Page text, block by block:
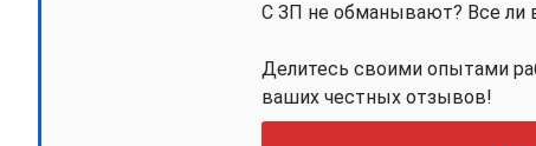
С ЗП не обманывают? Все ли
Делитесь своими опытами
ваших честных отзывов!